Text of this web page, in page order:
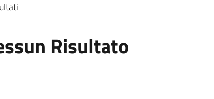
di ricerca
Risultato